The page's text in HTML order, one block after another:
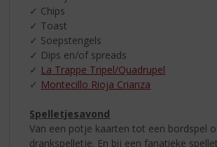
✓ Chips
✓ Toast
✓ Soepstengels
✓ Dips en/of spreads
✓ La Trappe Tripel/Quadrupel
✓ Montecillo Rioja Crianza
Spelletjesavond
Van een potje kaarten tot een bordspel
drankspelletje. En bij een fanatieke